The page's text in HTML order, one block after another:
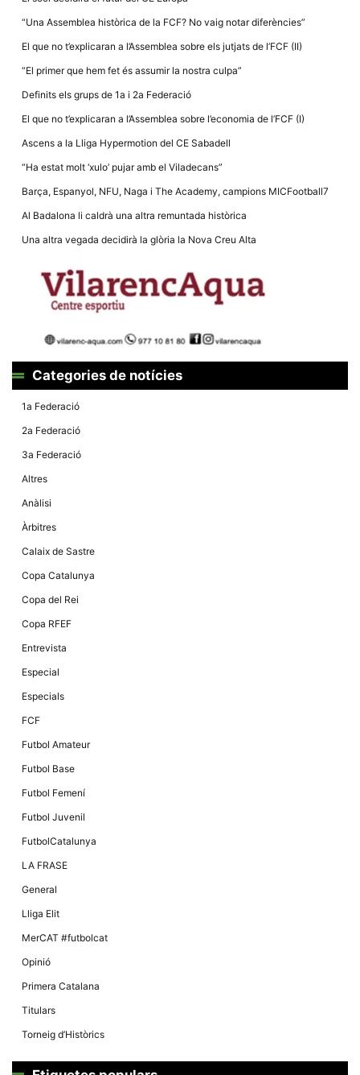
“Una Assemblea històrica de la FCF? No vaig notar diferències”
El que no t’explicaran a l’Assemblea sobre els jutjats de l’FCF (II)
“El primer que hem fet és assumir la nostra culpa”
Definits els grups de 1a i 2a Federació
El que no t’explicaran a l’Assemblea sobre l’economia de l’FCF (I)
Ascens a la Lliga Hypermotion del CE Sabadell
“Ha estat molt ‘xulo’ pujar amb el Viladecans”
Barça, Espanyol, NFU, Naga i The Academy, campions MICFootball7
Al Badalona li caldrà una altra remuntada històrica
Una altra vegada decidirà la glòria la Nova Creu Alta
Categories de notícies
1a Federació
2a Federació
3a Federació
Altres
Anàlisi
Àrbitres
Calaix de Sastre
Copa Catalunya
Copa del Rei
Copa RFEF
Entrevista
Especial
Especials
FCF
Futbol Amateur
Futbol Base
Futbol Femení
Futbol Juvenil
FutbolCatalunya
LA FRASE
General
Lliga Elit
MerCAT #futbolcat
Opinió
Primera Catalana
Titulars
Torneig d’Històrics
i la seva
estructura.
Experiència
components
nostre lloc web
dades en el seu
permeten que el
bé com sigui
rebutja
funcionalitats
desapareixeran
Màrqueting